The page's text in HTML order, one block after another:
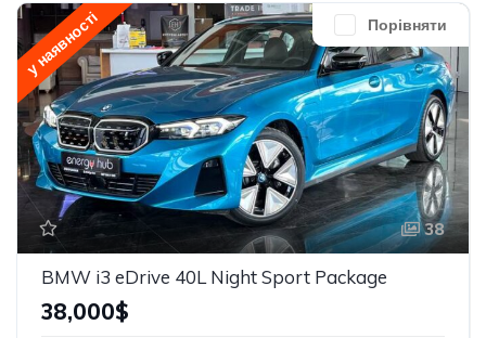
Порівняти
у наявності
38
BMW i3 eDrive 40L Night Sport Package
38,000$